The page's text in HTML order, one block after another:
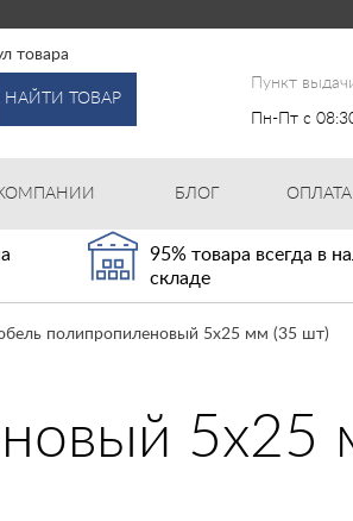
товара
НАЙТИ ТОВАР
Пункт
Пн-Пт с
БЛОГ ОПЛАТА
95% товара всегда в
складе
полипропиленовый 5х25 мм (35 шт)
5х25